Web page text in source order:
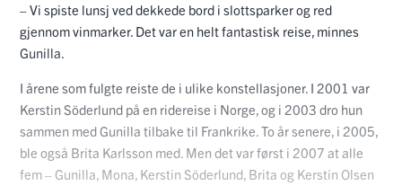
– Vi spiste lunsj ved dekkede bord i slottsparker og red
gjennom vinmarker. Det var en helt fantastisk reise, minnes
Gunilla.
I årene som fulgte reiste de i ulike konstellasjoner. I 2001 var
Kerstin Söderlund på en ridereise i Norge, og i 2003 dro hun
sammen med Gunilla tilbake til Frankrike. To år senere, i 2005,
ble også Brita Karlsson med. Men det var først i 2007 at alle
fem – Gunilla, Mona, Kerstin Söderlund, Brita og Kerstin Olsen